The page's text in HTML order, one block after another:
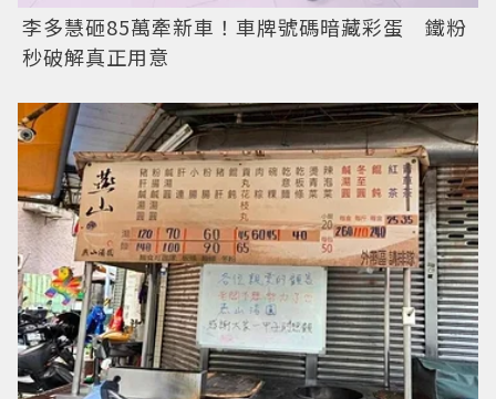
李多慧砸85萬牽新車！車牌號碼暗藏彩蛋 鐵粉
秒破解真正用意